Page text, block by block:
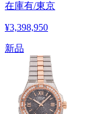
在庫有/東京
¥3,398,950
新品